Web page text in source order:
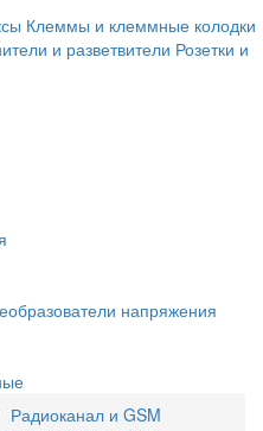
Клеммы и клеммные колодки
и разветвители Розетки и
напряжения
Радиоканал и GSM